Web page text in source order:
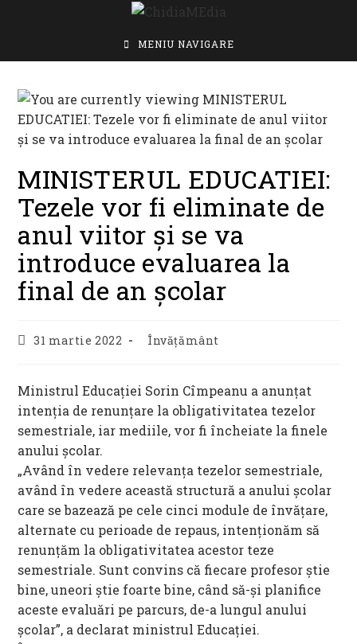
MENIU NAVIGARE
MINISTERUL EDUCATIEI:
Tezele vor fi eliminate de
anul viitor și se va
introduce evaluarea la
final de an școlar
Post31 martie 2022
Post
Învățământ
Ministrul Educației Sorin Cîmpeanu a anunțat
intenția de renunțare la obligativitatea tezelor
semestriale, iar mediile, vor fi încheiate la finele
anului școlar.
„Având în vedere relevanța tezelor semestriale,
având în vedere această structură a anului școlar
care se bazează pe cele cinci module de învățare,
alternate cu perioade de repaus, intenționăm să
renunțăm la obligativitatea acestor teze
semestriale. Sunt convins că fiecare profesor știe
bine, uneori știe foarte bine, când să-și planifice
aceste evaluări pe parcurs, de-a lungul anului
școlar”, a declarat ministrul Educației.